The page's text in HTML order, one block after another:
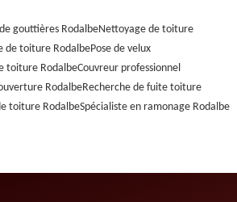
gouttières RodalbeNettoyage de toiture
de toiture RodalbePose de velux
toiture RodalbeCouvreur professionnel
RodalbeRecherche de fuite toiture
toiture RodalbeSpécialiste en ramonage Rodalbe